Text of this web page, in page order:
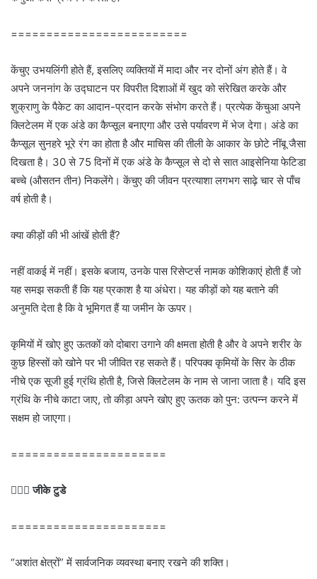
=========================
केंचुए उभयलिंगी होते हैं, इसलिए व्यक्तियों में मादा और नर दोनों अंग होते हैं। वे
अपने जननांग के उद्घाटन पर विपरीत दिशाओं में खुद को संरेखित करके और
शुक्राणु के पैकेट का आदान-प्रदान करके संभोग करते हैं। प्रत्येक केंचुआ अपने
क्लिटेलम में एक अंडे का कैप्सूल बनाएगा और उसे पर्यावरण में भेज देगा। अंडे का
कैप्सूल सुनहरे भूरे रंग का होता है और माचिस की तीली के आकार के छोटे नींबू जैसा
दिखता है। 30 से 75 दिनों में एक अंडे के कैप्सूल से दो से सात आइसेनिया फेटिडा
बच्चे (औसतन तीन) निकलेंगे। केंचुए की जीवन प्रत्याशा लगभग साढ़े चार से पाँच
वर्ष होती है।
क्या कीड़ों की भी आंखें होती हैं?
नहीं वाकई में नहीं। इसके बजाय, उनके पास रिसेप्टर्स नामक कोशिकाएं होती हैं जो
यह समझ सकती हैं कि यह प्रकाश है या अंधेरा। यह कीड़ों को यह बताने की
अनुमति देता है कि वे भूमिगत हैं या जमीन के ऊपर।
कृमियों में खोए हुए ऊतकों को दोबारा उगाने की क्षमता होती है और वे अपने शरीर के
कुछ हिस्सों को खोने पर भी जीवित रह सकते हैं। परिपक्व कृमियों के सिर के ठीक
नीचे एक सूजी हुई ग्रंथि होती है, जिसे क्लिटेलम के नाम से जाना जाता है। यदि इस
ग्रंथि के नीचे काटा जाए, तो कीड़ा अपने खोए हुए ऊतक को पुन: उत्पन्न करने में
सक्षम हो जाएगा।
======================
💁🏻‍♂‍जीके टुडे
======================
“अशांत क्षेत्रों” में सार्वजनिक व्यवस्था बनाए रखने की शक्ति।